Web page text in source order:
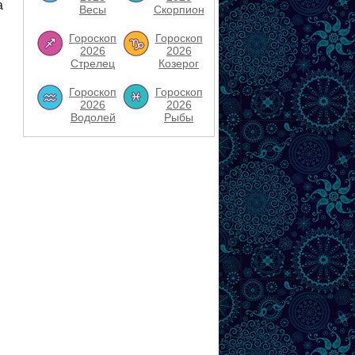
Весы
Скорпион
Гороскоп
2026
Стрелец
Гороскоп
2026
Козерог
Гороскоп
2026
Водолей
Гороскоп
2026
Рыбы